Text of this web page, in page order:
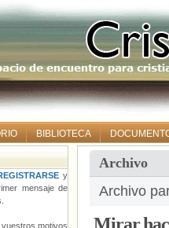
BIBLIOTECA
Archivo
Archivo
y
mensaje de
motivos